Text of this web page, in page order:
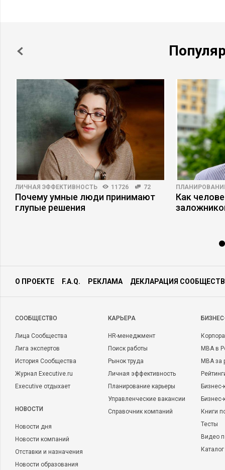
ЛИЧНАЯ ЭФФЕКТИВНОСТЬ 11726 72
Почему умные люди принимают
глупые решения
Как
О ПРОЕКТЕ F.A.Q. РЕКЛАМА ДЕКЛАРАЦИЯ
CООБЩЕСТВО
Лица Сообщества
Лига экспертов
История Сообщества
Журнал Executive.ru
Executive отдыхает
НОВОСТИ
Новости дня
Новости компаний
Отставки и назначения
Новости образования
КАРЬЕРА
HR-менеджмент
Поиск работы
Рынок труда
Личная эффективность
Планирование карьеры
Управленческие вакансии
Справочник компаний
MBA в
MBA
Бизнес-
Книги
Тесты
Видео